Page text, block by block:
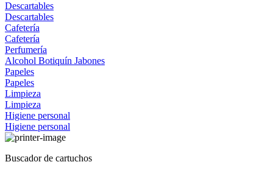
Descartables
Descartables
Cafetería
Cafetería
Perfumería
Alcohol Botiquín Jabones
Papeles
Papeles
Limpieza
Limpieza
Higiene personal
Higiene personal
Buscador de cartuchos